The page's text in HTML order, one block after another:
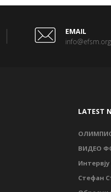
EMAIL
LATEST
ВИДЕО
Стефан